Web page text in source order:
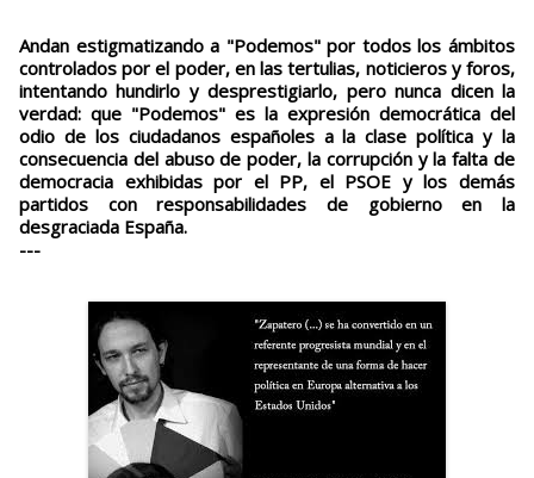
Andan estigmatizando a "Podemos" por todos los ámbitos
controlados por el poder, en las tertulias, noticieros y foros,
intentando hundirlo y desprestigiarlo, pero nunca dicen la
verdad: que "Podemos" es la expresión democrática del
odio de los ciudadanos españoles a la clase política y la
consecuencia del abuso de poder, la corrupción y la falta de
democracia exhibidas por el PP, el PSOE y los demás
partidos con responsabilidades de gobierno en la
desgraciada España.
---